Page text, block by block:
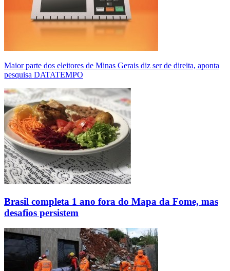
Maior parte dos eleitores de Minas Gerais diz ser de direita, aponta
pesquisa DATATEMPO
Brasil completa 1 ano fora do Mapa da Fome, mas
desafios persistem